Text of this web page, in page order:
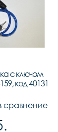
с ключом
код 40131
сравнение